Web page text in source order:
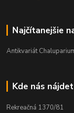
Najčítanejšie
Antikvariát
Kde nás
Rekreačná 1370/81